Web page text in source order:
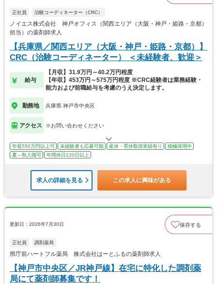
正社員 治験コーディネーター（CRC）
ノイエス株式会社 神戸オフィス（関西エリア（大阪・神戸・姫路・京都）
担当）の薬剤師求人
【兵庫県／関西エリア（大阪・神戸・姫路・京都）】
CRC（治験コーディネーター） ＜未経験者、歓迎＞
給与
【月収】31.9万円～40.2万円程度
【年収】453万円～575万円程度 ※CRC経験者は業務経験・
能力および前職給与を考慮のうえ決定します。
勤務地 兵庫県 神戸市中央区
アクセス ※お問い合わせください
年収550万円以上可 未経験者も応募可能 産休・育休取得実績有り
積極採用中
夏～秋入職可
年間休日120日以上
求人の詳細を見る この求人に興味がある
更新日：2026年7月30日 保存する
正社員 調剤薬局
県庁前ハートフル薬局 株式会社はーとふるの薬剤師求人
【神戸市中央区／JR神戸線】在宅に特化した調剤薬
局にて薬剤師募集です！